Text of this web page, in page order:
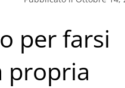
per farsi
propria